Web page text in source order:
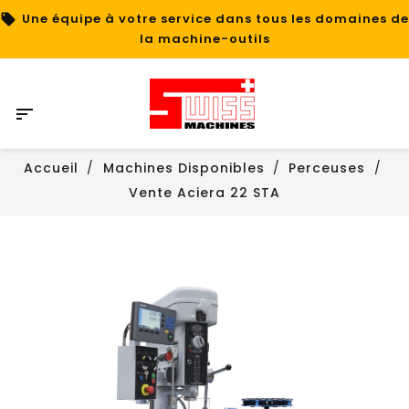
Une équipe à votre service dans tous les domaines de
la machine-outils

Accueil Machines Disponibles
Perceuses
Vente Aciera 22 STA